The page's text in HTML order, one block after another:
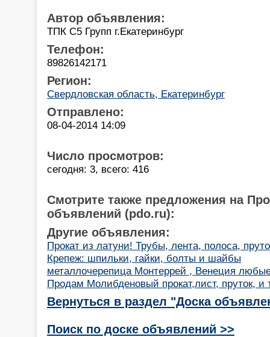
Автор объявления:
ТПК С5 Групп г.Екатеринбург
Телефон:
89826142171
Регион:
Свердловская область, Екатеринбург
Отправлено:
08-04-2014 14:09
Число просмотров:
сегодня: 3, всего: 416
Смотрите также предложения на
объявлений (pdo.ru):
Другие объявления:
Прокат из латуни! Трубы, лента, полоса,
Крепеж: шпильки, гайки, болты и шайбы
металлочерепица Монтеррей , Венеция
Продам Молибденовый прокат,лист, пруток, и
Вернуться в раздел "Доска
Поиск по доске объявлений >>